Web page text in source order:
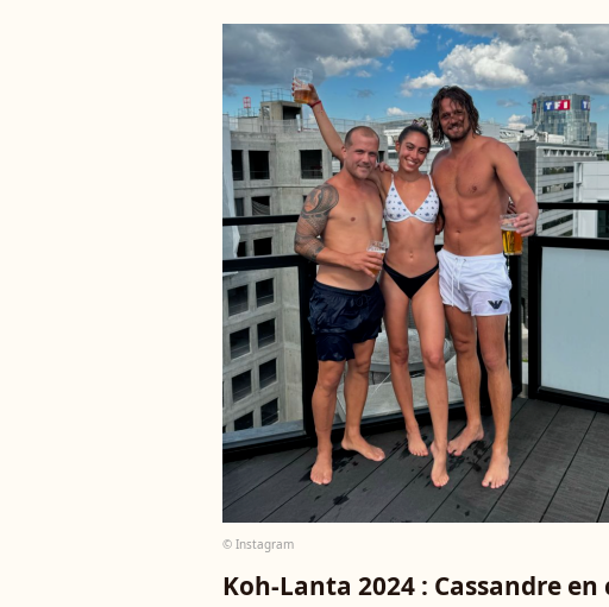
© Instagram
Koh-Lanta 2024 : Cassandre